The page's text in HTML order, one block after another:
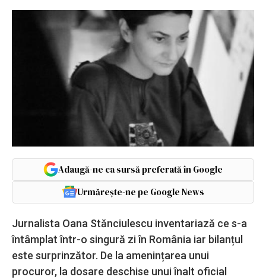
Adaugă-ne ca sursă preferată în Google
Urmărește-ne pe Google News
Jurnalista Oana Stănciulescu inventariază ce s-a
întâmplat într-o singură zi în România iar bilanțul
este surprinzător. De la amenințarea unui
procuror, la dosare deschise unui înalt oficial